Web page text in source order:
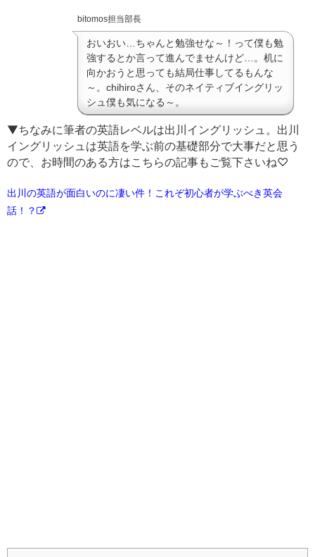
bitomos担当部長
おいおい…ちゃんと勉強せな～！って僕も勉
強するとか言って進んでませんけど…。机に
向かおうと思っても結局仕事してるもんな
～。chihiroさん、そのネイティブイングリッ
シュ僕も気になる～。
▼ちなみに筆者の英語レベルは出川イングリッシュ。出川
イングリッシュは英語を学ぶ前の基礎部分で大事だと思う
ので、お時間のある方はこちらの記事もご覧下さいね♡
出川の英語が面白いのに凄い件！これぞ初心者が学ぶべき英会
話！？